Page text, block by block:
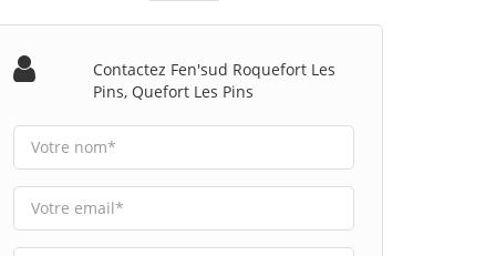
Contactez Fen'sud Roquefort Les
Pins, Quefort Les Pins